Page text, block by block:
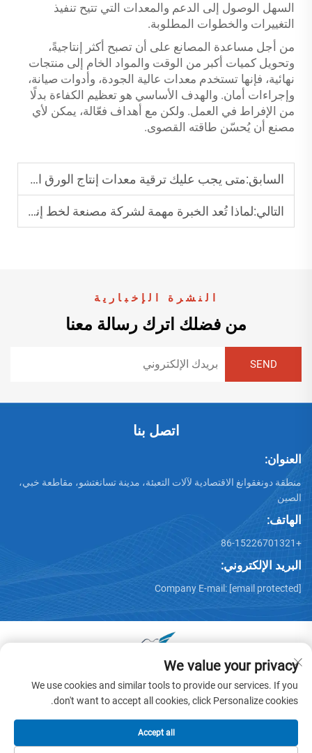
السهل الوصول إلى الدعم والمعدات التي تتيح تنفيذ
التغييرات والخطوات المطلوبة.
من أجل مساعدة المصانع على أن تصبح أكثر إنتاجيةً،
وتحويل كميات أكبر من الوقت والمواد الخام إلى منتجات
نهائية، فإنها تستخدم معدات عالية الجودة، وأدوات صيانة،
وإجراءات أمان. والهدف الأساسي هو تعظيم الكفاءة بدلًا
من الإفراط في العمل. ولكن مع أهداف فعّالة، يمكن لأي
مصنع أن يُحسّن طاقته القصوى.
السابق:متى يجب عليك ترقية معدات إنتاج الورق المقوى المموج؟
التالي:لماذا تُعد الخبرة مهمة لشركة مصنعة لخط إنتاج الكرتون المضلع؟
النشرة الإخبارية
من فضلك اترك رسالة معنا
اتصل بنا
العنوان:
منطقة دونغقوانغ الاقتصادية لآلات التعبئة، مدينة تسانغتشو، مقاطعة خبي،
الصين
الهاتف:
+86-15226701321
البريد الإلكتروني:
Company E-mail: [email protected]
جميع الحقوق محفوظة © 2025 بواسطة دونغقوانغ هوايو عربة آلات
المحدودة -سياسة الخصوصية
We value your privacy
We use cookies and similar tools to provide our services. If you
don't want to accept all cookies, click Personalize cookies.
Accept all